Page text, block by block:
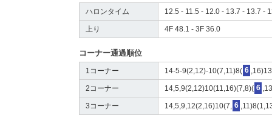
ハロンタイム 12.5 - 11.5 - 12.0 - 13.7 - 13.7 -
上り 4F 48.1 - 3F 36.0
コーナー通過順位
1コーナー 14-5-9(2,12)-10(7,11)8( 6
2コーナー 14,5,9(2,12)10(11,16)(7,8)( 6
3コーナー 14,5,9,12(2,16)10(7, 6